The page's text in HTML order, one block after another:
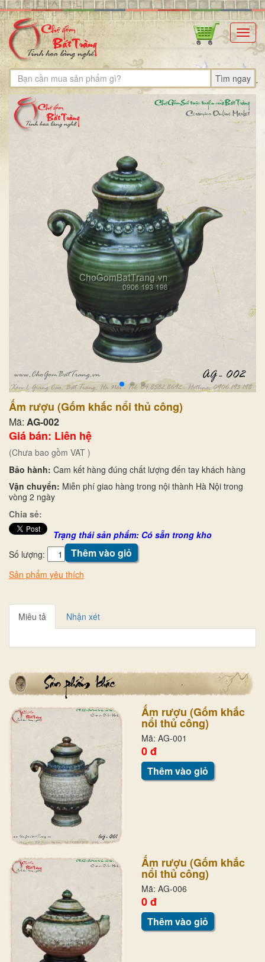
Tìm ngay
Ấm rượu (Gốm khắc nổi thủ công)
Mã: AG-002
Giá bán: Liên hệ
(Chưa bao gồm VAT )
Bảo hành: Cam kết hàng đúng chất lượng đến tay khách hàng
Vận chuyển: Miễn phí giao hàng trong nội thành Hà Nội trong
vòng 2 ngày
Chia sẻ:
Trạng thái sản phẩm: Có sẵn trong kho
Số lượng:
Thêm vào giỏ
Sản phẩm yêu thích
Miêu tả Nhận xét
Ấm rượu (Gốm khắc
nổi thủ công)
Mã: AG-001
0 đ
Thêm vào giỏ
Ấm rượu (Gốm khắc
nổi thủ công)
Mã: AG-006
0 đ
Thêm vào giỏ